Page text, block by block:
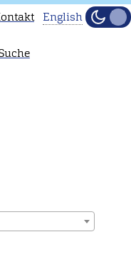
to
our
English
Hell